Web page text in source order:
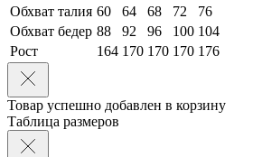
Обхват талия 60 64 68 72
76
Обхват бедер 88 92 96 100 104
Рост
164 170 170 170 176
Товар успешно добавлен в корзину
Таблица размеров